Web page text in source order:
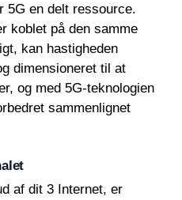
5G en delt ressource.
koblet på den samme
kan hastigheden
dimensioneret til at
og med 5G-teknologien
sammenlignet
af dit 3 Internet, er